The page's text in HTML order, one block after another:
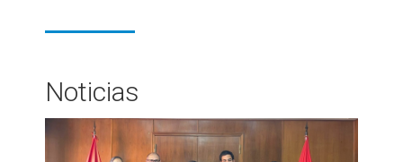
Noticias